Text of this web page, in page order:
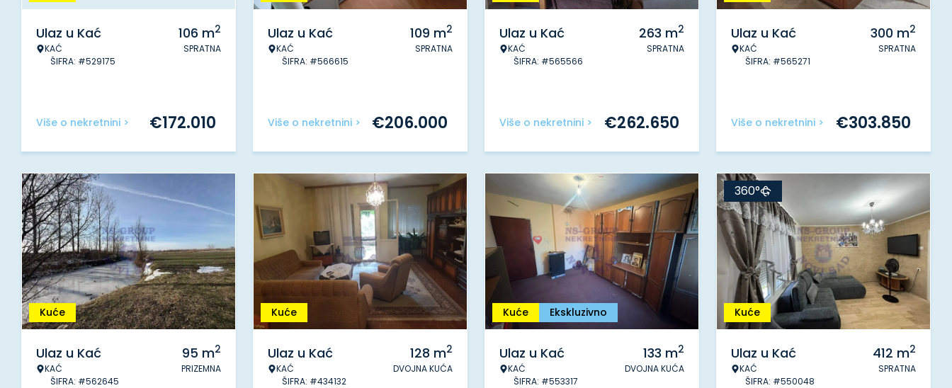
Ulaz u Kać
KAĆ
ŠIFRA: #529175
106 m2
SPRATNA
Više o nekretnini > €172.010
Ulaz u Kać
KAĆ
ŠIFRA: #566615
109 m2
SPRATNA
Više o nekretnini > €206.000
Ulaz u Kać
KAĆ
ŠIFRA: #565566
263 m2
SPRATNA
Više o nekretnini > €262.650
Ulaz u Kać
KAĆ
ŠIFRA: #565271
300 m2
SPRATNA
Više o nekretnini > €303.850
Kuće
Ulaz u Kać
KAĆ
ŠIFRA: #562645
95 m2
PRIZEMNA
Kuće
Ulaz u Kać
KAĆ
ŠIFRA: #434132
128 m2
DVOJNA KUĆA
Kuće Ekskluzivno
Ulaz u Kać
KAĆ
ŠIFRA: #553317
133 m2
DVOJNA KUĆA
Kuće
360°
Ulaz u Kać
KAĆ
ŠIFRA: #550048
412 m2
SPRATNA